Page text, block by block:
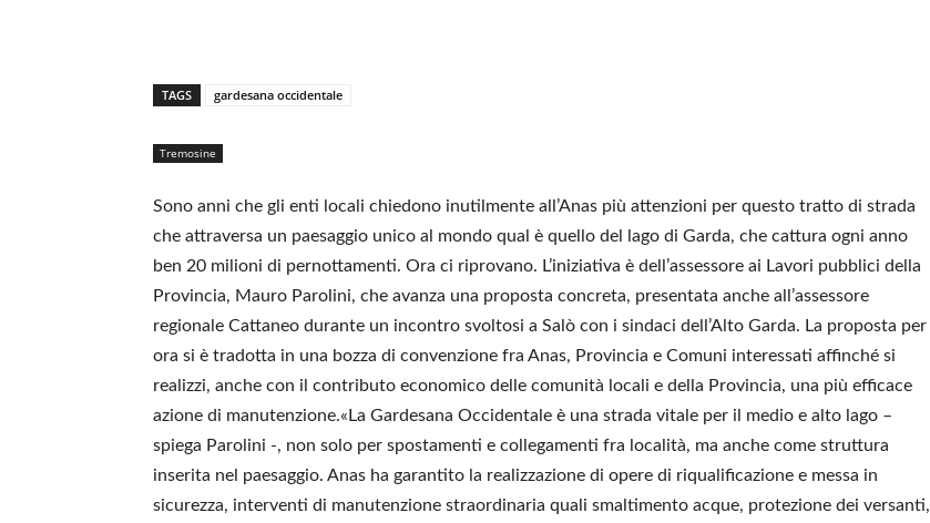
TAGS gardesana occidentale
Tremosine
Sono anni che gli enti locali chiedono inutilmente all’Anas più attenzioni per questo tratto di strada
che attraversa un paesaggio unico al mondo qual è quello del lago di Garda, che cattura ogni anno
ben 20 milioni di pernottamenti. Ora ci riprovano. L’iniziativa è dell’assessore ai Lavori pubblici della
Provincia, Mauro Parolini, che avanza una proposta concreta, presentata anche all’assessore
regionale Cattaneo durante un incontro svoltosi a Salò con i sindaci dell’Alto Garda. La proposta per
ora si è tradotta in una bozza di convenzione fra Anas, Provincia e Comuni interessati affinché si
realizzi, anche con il contributo economico delle comunità locali e della Provincia, una più efficace
azione di manutenzione.«La Gardesana Occidentale è una strada vitale per il medio e alto lago –
spiega Parolini -, non solo per spostamenti e collegamenti fra località, ma anche come struttura
inserita nel paesaggio. Anas ha garantito la realizzazione di opere di riqualificazione e messa in
sicurezza, interventi di manutenzione straordinaria quali smaltimento acque, protezione dei versanti,